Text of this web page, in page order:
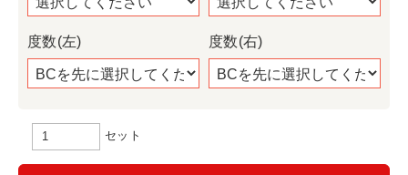
度数(左) 度数(右)
セット